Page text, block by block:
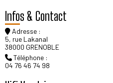
Infos & Contact
Adresse :
5, rue Lakanal
38000 GRENOBLE
Téléphone :
04 76 46 74 98